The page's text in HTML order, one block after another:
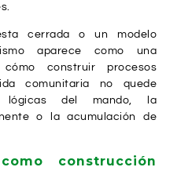
cerrada o un modelo
aparece como una
construir procesos
comunitaria no quede
lógicas del mando, la
o la acumulación de
construcción